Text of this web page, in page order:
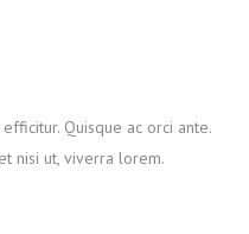
Quisque ac orci ante.
nisi ut, viverra lorem.